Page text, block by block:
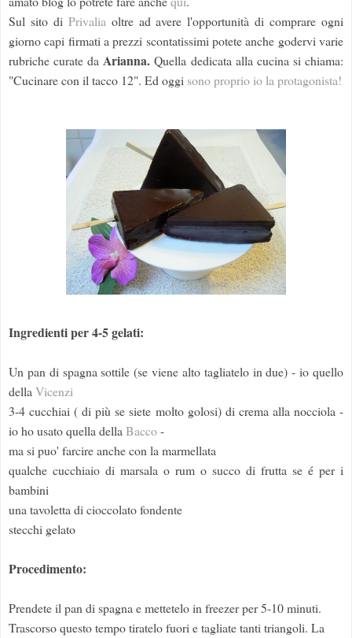
Sul sito di Privaliaoltre ad avere l'opportunità di comprare ogni
giorno capi firmati a prezzi scontatissimi potete anche godervi varie
rubriche curate da Arianna.Quella dedicata alla cucina si chiama:
"Cucinare con il tacco 12". Ed oggi sono proprio io la protagonista!
Ingredienti per 4-5 gelati:
Un pan di spagna sottile (se viene alto tagliatelo in due) - io quello
dellaVicenzi
3-4 cucchiai ( di più se siete molto golosi) di crema alla nocciola -
io ho usato quella dellaBacco-
ma si puo' farcire anche con la marmellata
qualche cucchiaio di marsala o rum o succo di frutta se é per i
bambini
una tavoletta di cioccolato fondente
stecchi gelato
Procedimento:
Prendete il pan di spagna e mettetelo in freezer per 5-10 minuti.
Trascorso questo tempo tiratelo fuori e tagliate tanti triangoli. La